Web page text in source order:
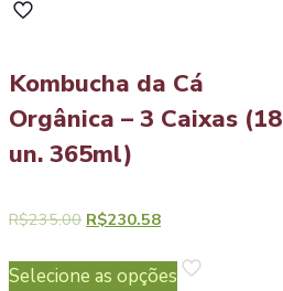
Kombucha da Cá
Orgânica – 3 Caixas (18
un. 365ml)
R$235.00 R$230.58
Selecione as opções